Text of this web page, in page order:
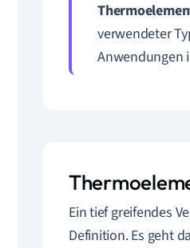
verwendeter
Anwendungen
Ein tief greifendes
Definition. Es geht